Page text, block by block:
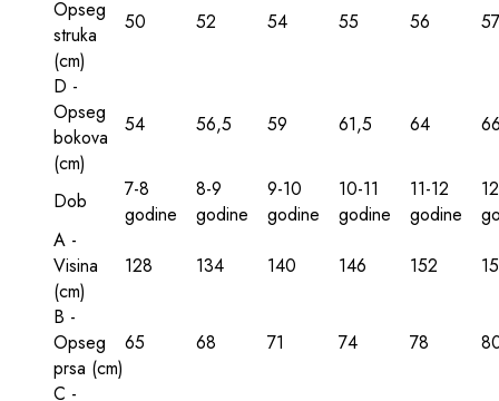
Opseg
struka
(сm)
50 52 54 55 56 57
D -
Opseg
bokova
(сm)
54 56,5 59 61,5 64
Dob
7-8
godine
8-9
godine
9-10
godine
10-11
godine
11-12
godine
A -
Visina
(сm)
128 134 140 146 152
B -
Opseg
prsa (сm)
65 68 71 74 78
C -